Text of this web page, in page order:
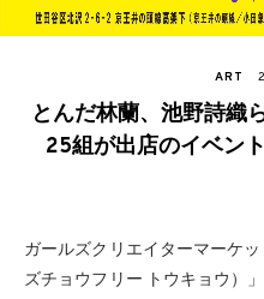
ART
とんだ林蘭、池野詩織
25組が出店のイベン
ガールズクリエイターマーケ
ズチョウフリー トウキョウ）